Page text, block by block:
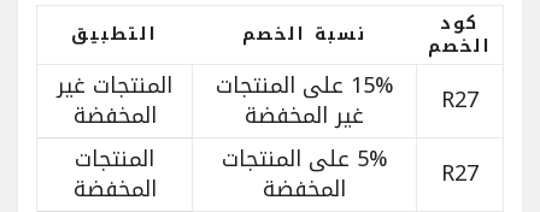
كود
الخصم نسبة الخصم التطبيق
R27 15% على المنتجات
غير المخفضة
المنتجات غير
المخفضة
R27
5% على المنتجات
المخفضة
المنتجات
المخفضة